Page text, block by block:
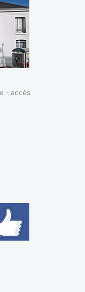
- accès